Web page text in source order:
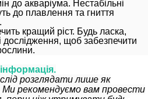
до акваріума. Нестабільні
до плавлення та гниття
кращий ріст. Будь ласка,
дослідження, щоб забезпечити
розглядати лише як
Ми рекомендуємо вам провести